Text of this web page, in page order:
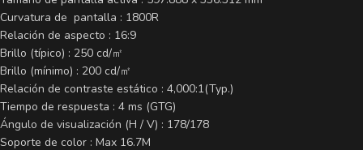
Curvatura de pantalla : 1800R
Relación de aspecto : 16:9
Brillo (típico) : 250 cd/㎡
Brillo (mínimo) : 200 cd/㎡
Relación de contraste estático : 4,000:1(Typ.)
Tiempo de respuesta : 4 ms (GTG)
Ángulo de visualización (H / V) : 178/178
Soporte de color : Max 16.7M